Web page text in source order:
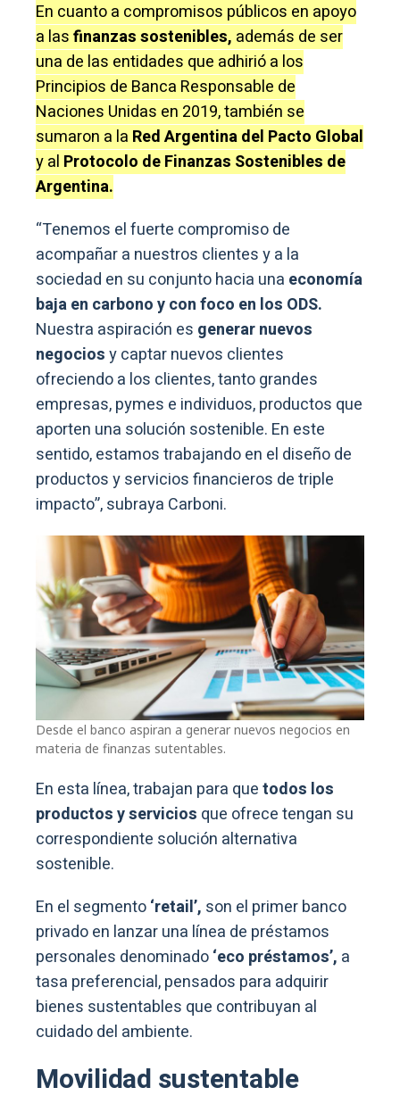
En cuanto a compromisos públicos en apoyo
a lasfinanzas sostenibles, además de ser
una de las entidades que adhirió a los
Principios de Banca Responsable de
Naciones Unidas en 2019, también se
sumaron a la Red Argentina del Pacto Global
y al Protocolo de Finanzas Sostenibles de
Argentina.
“Tenemos el fuerte compromiso de
acompañar a nuestros clientes y a la
sociedad en su conjunto hacia una economía
baja en carbono y con foco en los ODS.
Nuestra aspiración es generar nuevos
negociosy captar nuevos clientes
ofreciendo a los clientes, tanto grandes
empresas, pymes e individuos, productos que
aporten una solución sostenible. En este
sentido, estamos trabajando en el diseño de
productos y servicios financieros de triple
impacto”, subraya Carboni.
Desde el banco aspiran a generar nuevos negocios en
materia de finanzas sutentables.
En esta línea, trabajan para quetodos los
productos y servicios que ofrece tengan su
correspondiente solución alternativa
sostenible.
En el segmento‘retail’, son el primer banco
privado en lanzar una línea de préstamos
personales denominado‘eco préstamos’, a
tasa preferencial, pensados para adquirir
bienes sustentables que contribuyan al
cuidado del ambiente.
Movilidad sustentable